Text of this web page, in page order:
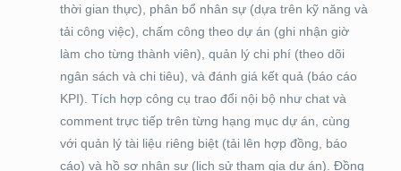
thời gian thực), phân bổ nhân sự (dựa trên kỹ năng và
tải công việc), chấm công theo dự án (ghi nhận giờ
làm cho từng thành viên), quản lý chi phí (theo dõi
ngân sách và chi tiêu), và đánh giá kết quả (báo cáo
KPI). Tích hợp công cụ trao đổi nội bộ như chat và
comment trực tiếp trên từng hạng mục dự án, cùng
với quản lý tài liệu riêng biệt (tải lên hợp đồng, báo
cáo) và hồ sơ nhân sự (lịch sử tham gia dự án). Đồng